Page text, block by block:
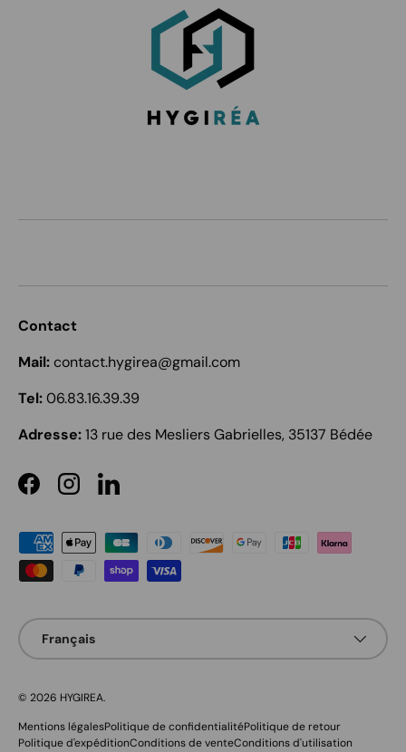
Contact
Mail:contact.hygirea@gmail.com
Tel:06.83.16.39.39
Adresse:13 rue des Mesliers Gabrielles, 35137 Bédée
FacebookInstagramLinkedIn
Moyens de paiement acceptés
Langue
Français
© 2026 HYGIREA.
Mentions légalesPolitique de confidentialitéPolitique de retour
Politique d'expéditionConditions de venteConditions d'utilisation